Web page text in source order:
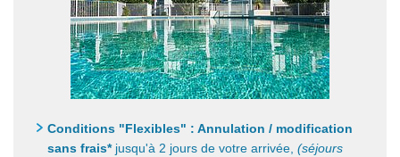
Conditions "Flexibles" : Annulation / modification
sans frais*jusqu'à 2 jours de votre arrivée, (séjours